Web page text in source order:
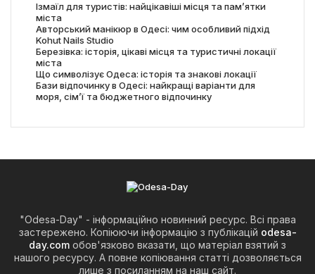
Ізмаїл для туристів: найцікавіші місця та пам’ятки
міста
Авторський манікюр в Одесі: чим особливий підхід
Kohut Nails Studio
Березівка: історія, цікаві місця та туристичні локації
міста
Що символізує Одеса: історія та знакові локації
Бази відпочинку в Одесі: найкращі варіанти для
моря, сім’ї та бюджетного відпочинку
"Odesa-Day" - інформаційно новинний ресурс. Всі права
застережено. Копіюючи інформацію з публікацій odesa-
day.com обов'язково вказати, що матеріал взятий з
нашого ресурсу. А повне копіювання статті дозволяється
лише з посиланням на наш сайт.